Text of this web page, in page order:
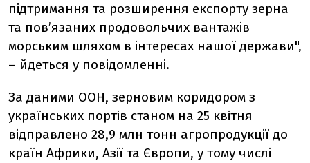
підтримання та розширення експорту зерна
та пов’язаних продовольчих вантажів
морським шляхом в інтересах нашої держави",
– йдеться у повідомленні.
За даними ООН, зерновим коридором з
українських портів станом на 25 квітня
відправлено 28,9 млн тонн агропродукції до
країн Африки, Азії та Європи, у тому числі